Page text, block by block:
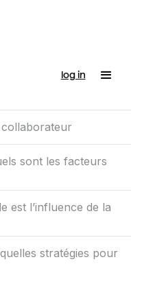
log in
sont les facteurs
est l’influence de la
stratégies pour